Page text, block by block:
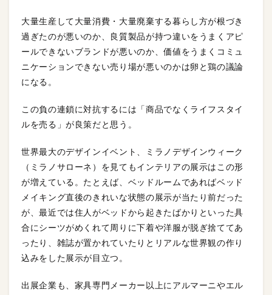
大量生産して大量消費・大量廃棄する暮らし方が根づき
過ぎたのが悪いのか、良質製品が持つ違いをうまくアピ
ールできないブランドが悪いのか、価値をうまくコミュ
ニケーションできない売り場が悪いのかは卵と鶏の議論
になる。
この負の連鎖に対抗するには「商品でなくライフスタイ
ルを売る」が良策だと思う。
世界最大のデザインイベント、ミラノデザインウィーク
（ミラノサローネ）を見てもインテリアの展示はこの形
が増えている。たとえば、ベッドルームであればベッド
メイキング直後のきれいな状態の展示が当たり前だった
が、最近では住人がベッドから起きたばかりといった具
合にシーツがめくれて周りに下着や洋服が脱ぎ捨ててあ
ったり、雑誌が置かれていたりとリアルな世界観の作り
込みをした展示が目立つ。
出展企業も、家具専門メーカー以上にアルマーニやエル